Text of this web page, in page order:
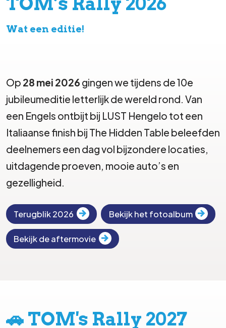
Wat een editie!
Op 28 mei 2026 gingen we tijdens de 10e
jubileumeditie letterlijk de wereld rond. Van
een Engels ontbijt bij LUST Hengelo tot een
Italiaanse finish bij The Hidden Table beleefden
deelnemers een dag vol bijzondere locaties,
uitdagende proeven, mooie auto’s en
gezelligheid.
Terugblik 2026 Bekijk het fotoalbum
Bekijk de aftermovie
🚗 TOM's Rally 2027